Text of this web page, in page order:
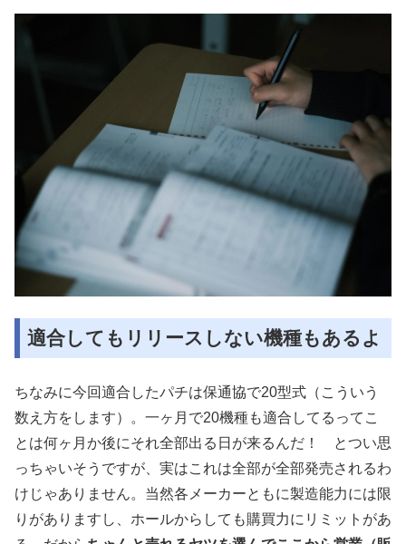
適合してもリリースしない機種もあるよ
ちなみに今回適合したパチは保通協で20型式（こういう
数え方をします）。一ヶ月で20機種も適合してるってこ
とは何ヶ月か後にそれ全部出る日が来るんだ！ とつい思
っちゃいそうですが、実はこれは全部が全部発売されるわ
けじゃありません。当然各メーカーともに製造能力には限
りがありますし、ホールからしても購買力にリミットがあ